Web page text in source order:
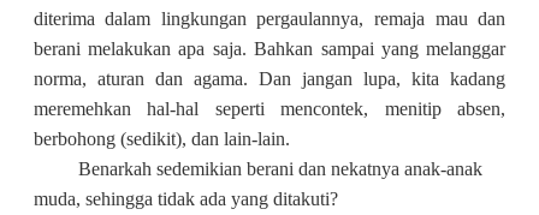
diterima dalam lingkungan pergaulannya, remaja mau dan
berani melakukan apa saja. Bahkan sampai yang melanggar
norma, aturan dan agama. Dan jangan lupa, kita kadang
meremehkan hal-hal seperti mencontek, menitip absen,
berbohong (sedikit), dan lain-lain.
Benarkah sedemikian berani dan nekatnya anak-anak
muda, sehingga tidak ada yang ditakuti?